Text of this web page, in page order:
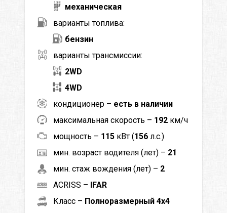
механическая
варианты топлива:
бензин
варианты трансмиссии:
2WD
4WD
кондиционер – есть в наличии
максимальная скорость – 192 км/ч
мощность – 115 кВт (156 л.с.)
мин. возраст водителя (лет) – 21
мин. стаж вождения (лет) – 2
ACRISS – IFAR
Класс – Полноразмерный 4x4